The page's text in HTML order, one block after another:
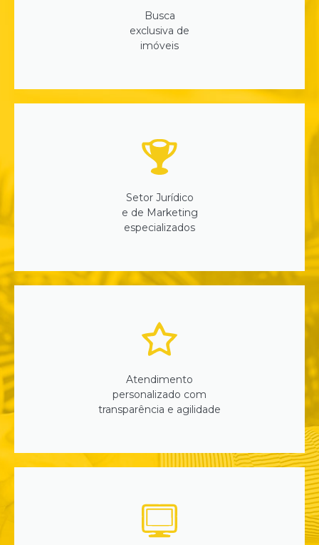
Busca
exclusiva de
imóveis
Setor Jurídico
e de Marketing
especializados
Atendimento
personalizado com
transparência e agilidade